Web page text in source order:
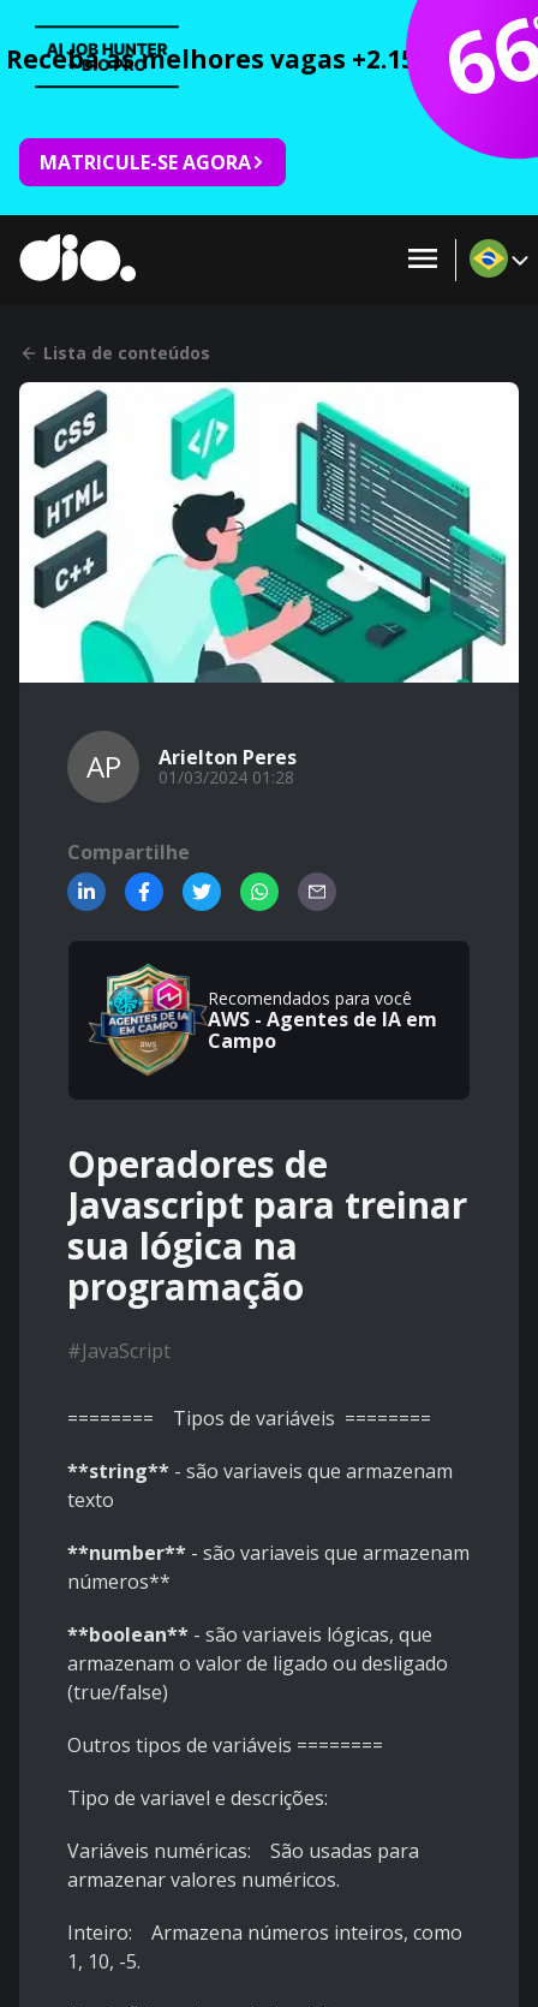
Receba as melhores vagas +2.150 cursos
MATRICULE-SE AGORA
Lista de conteúdos
AP Arielton Peres
01/03/2024 01:28
Compartilhe
Recomendados para você
AWS - Agentes de IA em
Campo
Operadores de
Javascript para treinar
sua lógica na
programação
#JavaScript
======== Tipos de variáveis ========
**string** - são variaveis que armazenam
texto
**number** - são variaveis que armazenam
números**
**boolean** - são variaveis lógicas, que
armazenam o valor de ligado ou desligado
(true/false)
Outros tipos de variáveis ========
Tipo de variavel e descrições:
Variáveis numéricas: São usadas para
armazenar valores numéricos.
Inteiro: Armazena números inteiros, como
1, 10, -5.